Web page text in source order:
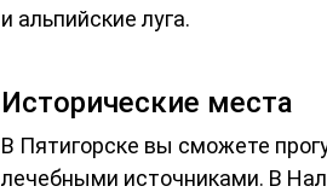
и альпийские луга.
Исторические места
В Пятигорске вы сможете
лечебными источниками. В